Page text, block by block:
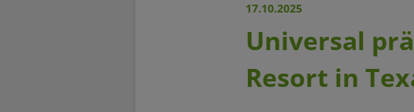
17.10.2025
Universal
Resort in